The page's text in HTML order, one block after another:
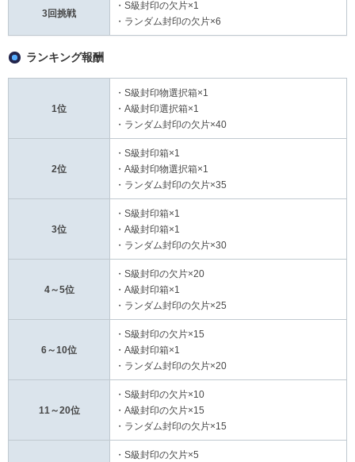
3回挑戦
・S級封印の欠片×1
・ランダム封印の欠片×6
ランキング報酬
1位
・S級封印物選択箱×1
・A級封印選択箱×1
・ランダム封印の欠片×40
2位
・S級封印箱×1
・A級封印物選択箱×1
・ランダム封印の欠片×35
3位
・S級封印箱×1
・A級封印箱×1
・ランダム封印の欠片×30
4～5位
・S級封印の欠片×20
・A級封印箱×1
・ランダム封印の欠片×25
6～10位
・S級封印の欠片×15
・A級封印箱×1
・ランダム封印の欠片×20
11～20位
・S級封印の欠片×10
・A級封印の欠片×15
・ランダム封印の欠片×15
・S級封印の欠片×5